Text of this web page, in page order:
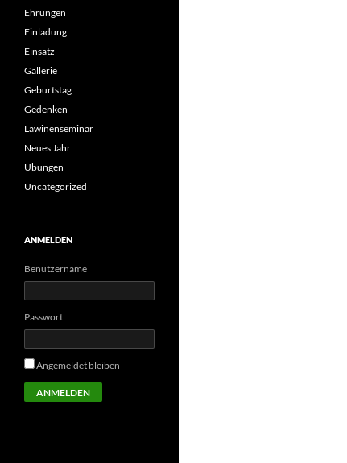
Ehrungen
Einladung
Einsatz
Gallerie
Geburtstag
Gedenken
Lawinenseminar
Neues Jahr
Übungen
Uncategorized
ANMELDEN
Benutzername
Passwort
Angemeldet bleiben
ANMELDEN